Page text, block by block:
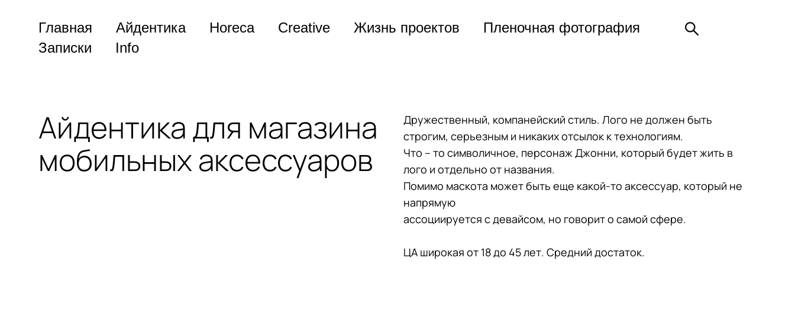
Главная Айдентика Horeca Creative Жизнь проектов
Пленочная фотография
Записки
Info
Айдентика для магазина
мобильных аксессуаров
Дружественный, компанейский стиль. Лого не должен быть
строгим, серьезным и никаких отсылок к технологиям.
Что – то символичное, персонаж Джонни, который будет жить в
лого и отдельно от названия.
Помимо маскота может быть еще какой-то аксессуар, который не
напрямую
ассоциируется с девайсом, но говорит о самой сфере.
ЦА широкая от 18 до 45 лет. Средний достаток.